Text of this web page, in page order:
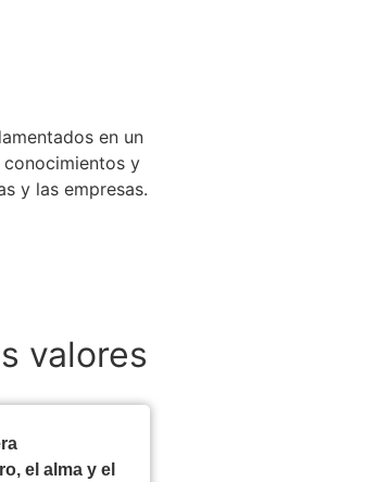
en un
conocimientos y
y las empresas.
valores
el alma y el